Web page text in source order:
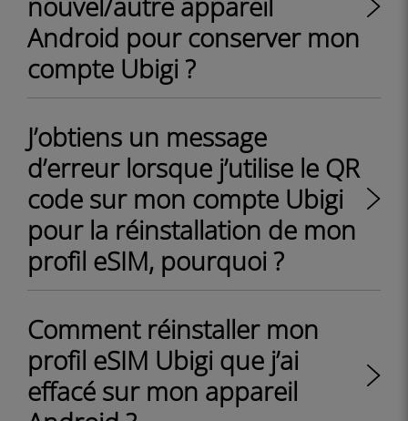
Android pour conserver mon
compte Ubigi ?
J’obtiens un message
d’erreur lorsque j’utilise le QR
code sur mon compte Ubigi
pour la réinstallation de mon
profil eSIM, pourquoi ?
Comment réinstaller mon
profil eSIM Ubigi que j’ai
effacé sur mon appareil